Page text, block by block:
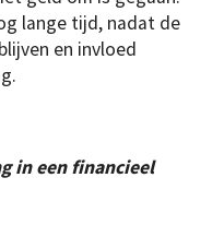
lange tijd, nadat de
en invloed
in een financieel